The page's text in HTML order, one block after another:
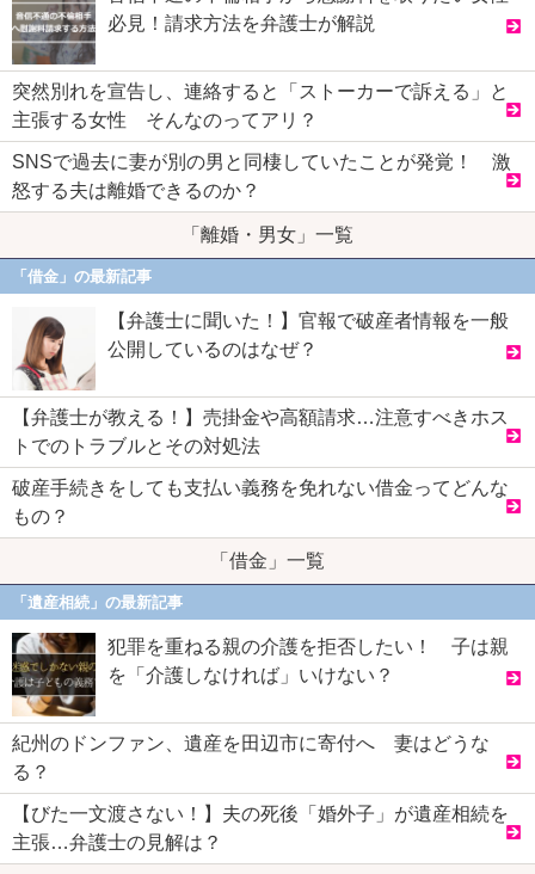
必見！請求方法を弁護士が解説
突然別れを宣告し、連絡すると「ストーカーで訴える」と
主張する女性 そんなのってアリ？
SNSで過去に妻が別の男と同棲していたことが発覚！ 激
怒する夫は離婚できるのか？
「離婚・男女」一覧
「借金」の最新記事
【弁護士に聞いた！】官報で破産者情報を一般
公開しているのはなぜ？
【弁護士が教える！】売掛金や高額請求…注意すべきホス
トでのトラブルとその対処法
破産手続きをしても支払い義務を免れない借金ってどんな
もの？
「借金」一覧
「遺産相続」の最新記事
犯罪を重ねる親の介護を拒否したい！ 子は親
を「介護しなければ」いけない？
紀州のドンファン、遺産を田辺市に寄付へ 妻はどうな
る？
【びた一文渡さない！】夫の死後「婚外子」が遺産相続を
主張…弁護士の見解は？